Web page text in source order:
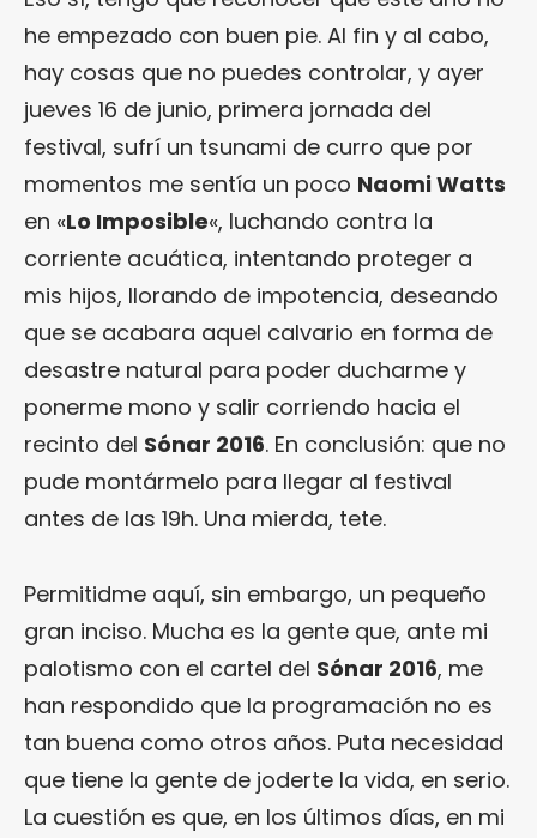
he empezado con buen pie. Al fin y al cabo,
hay cosas que no puedes controlar, y ayer
jueves 16 de junio, primera jornada del
festival, sufrí un tsunami de curro que por
momentos me sentía un poco Naomi Watts
en «Lo Imposible«, luchando contra la
corriente acuática, intentando proteger a
mis hijos, llorando de impotencia, deseando
que se acabara aquel calvario en forma de
desastre natural para poder ducharme y
ponerme mono y salir corriendo hacia el
recinto del Sónar 2016. En conclusión: que no
pude montármelo para llegar al festival
antes de las 19h. Una mierda, tete.
Permitidme aquí, sin embargo, un pequeño
gran inciso. Mucha es la gente que, ante mi
palotismo con el cartel del Sónar 2016, me
han respondido que la programación no es
tan buena como otros años. Puta necesidad
que tiene la gente de joderte la vida, en serio.
La cuestión es que, en los últimos días, en mi